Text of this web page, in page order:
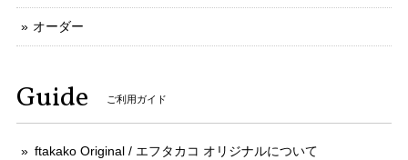
オーダー
Guide ご利用ガイド
ftakako Original / エフタカコ オリジナルについて